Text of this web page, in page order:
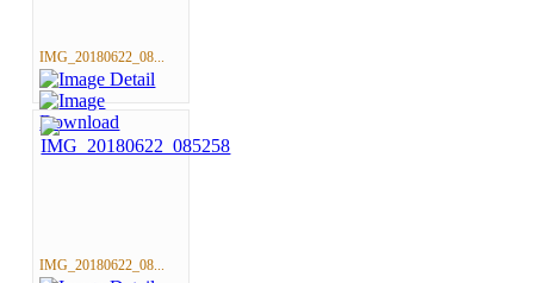
IMG_20180622_08...
IMG_20180622_08...